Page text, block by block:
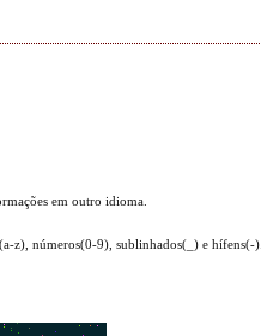
em outro idioma.
z), números(0-9), sublinhados(_) e hífens(-).